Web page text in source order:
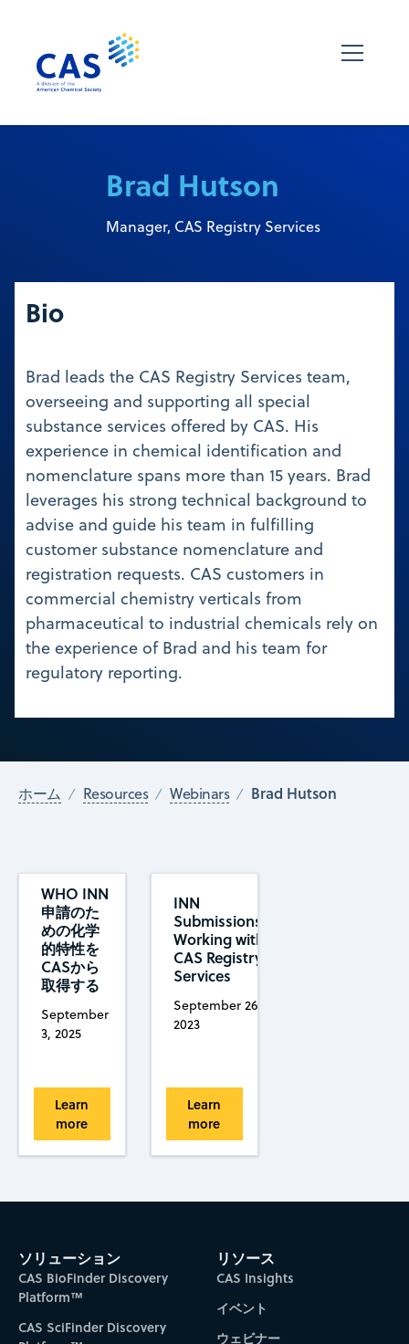
Brad Hutson
Manager, CAS Registry Services
Bio
Brad leads the CAS Registry Services team,
overseeing and supporting all special
substance services offered by CAS. His
experience in chemical identification and
nomenclature spans more than 15 years. Brad
leverages his strong technical background to
advise and guide his team in fulfilling
customer substance nomenclature and
registration requests. CAS customers in
commercial chemistry verticals from
pharmaceutical to industrial chemicals rely on
the experience of Brad and his team for
regulatory reporting.
ホーム Resources Webinars Brad Hutson
WHO INN
申請のた
めの化学
的特性を
CASから
取得する
September
3, 2025
Learn
more
INN
Submissions:
Working with
CAS Registry
Services
September 26,
2023
Learn
more
ソリューション
CAS BioFinder Discovery
Platform™
CAS SciFinder Discovery
リソース
CAS Insights
イベント
ウェビナー